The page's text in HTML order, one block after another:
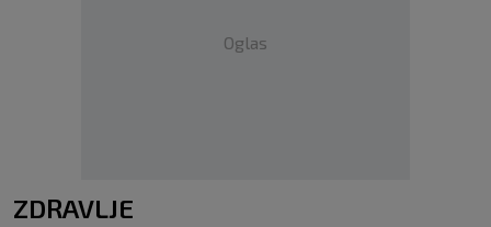
Oglas
ZDRAVLJE